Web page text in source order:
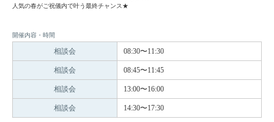
人気の春がご祝儀内で叶う最終チャンス★
開催内容・時間
相談会 08:30〜11:30
相談会 08:45〜11:45
相談会 13:00〜16:00
相談会 14:30〜17:30